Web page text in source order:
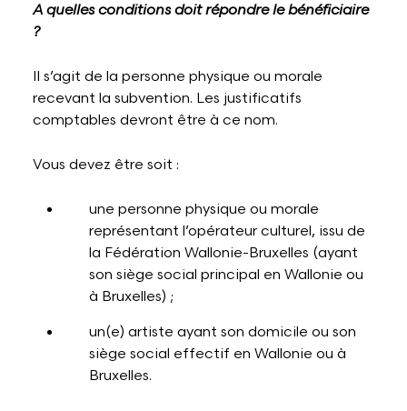
​A quelles conditions doit répondre le bénéficiaire
?
Il s’agit de la personne physique ou morale
recevant la subvention. Les justificatifs
comptables devront être à ce nom.
Vous devez être soit :
une personne physique ou morale
représentant l’opérateur culturel, issu de
la Fédération Wallonie-Bruxelles (ayant
son siège social principal en Wallonie ou
à Bruxelles) ;
un(e) artiste ayant son domicile ou son
siège social effectif en Wallonie ou à
Bruxelles.